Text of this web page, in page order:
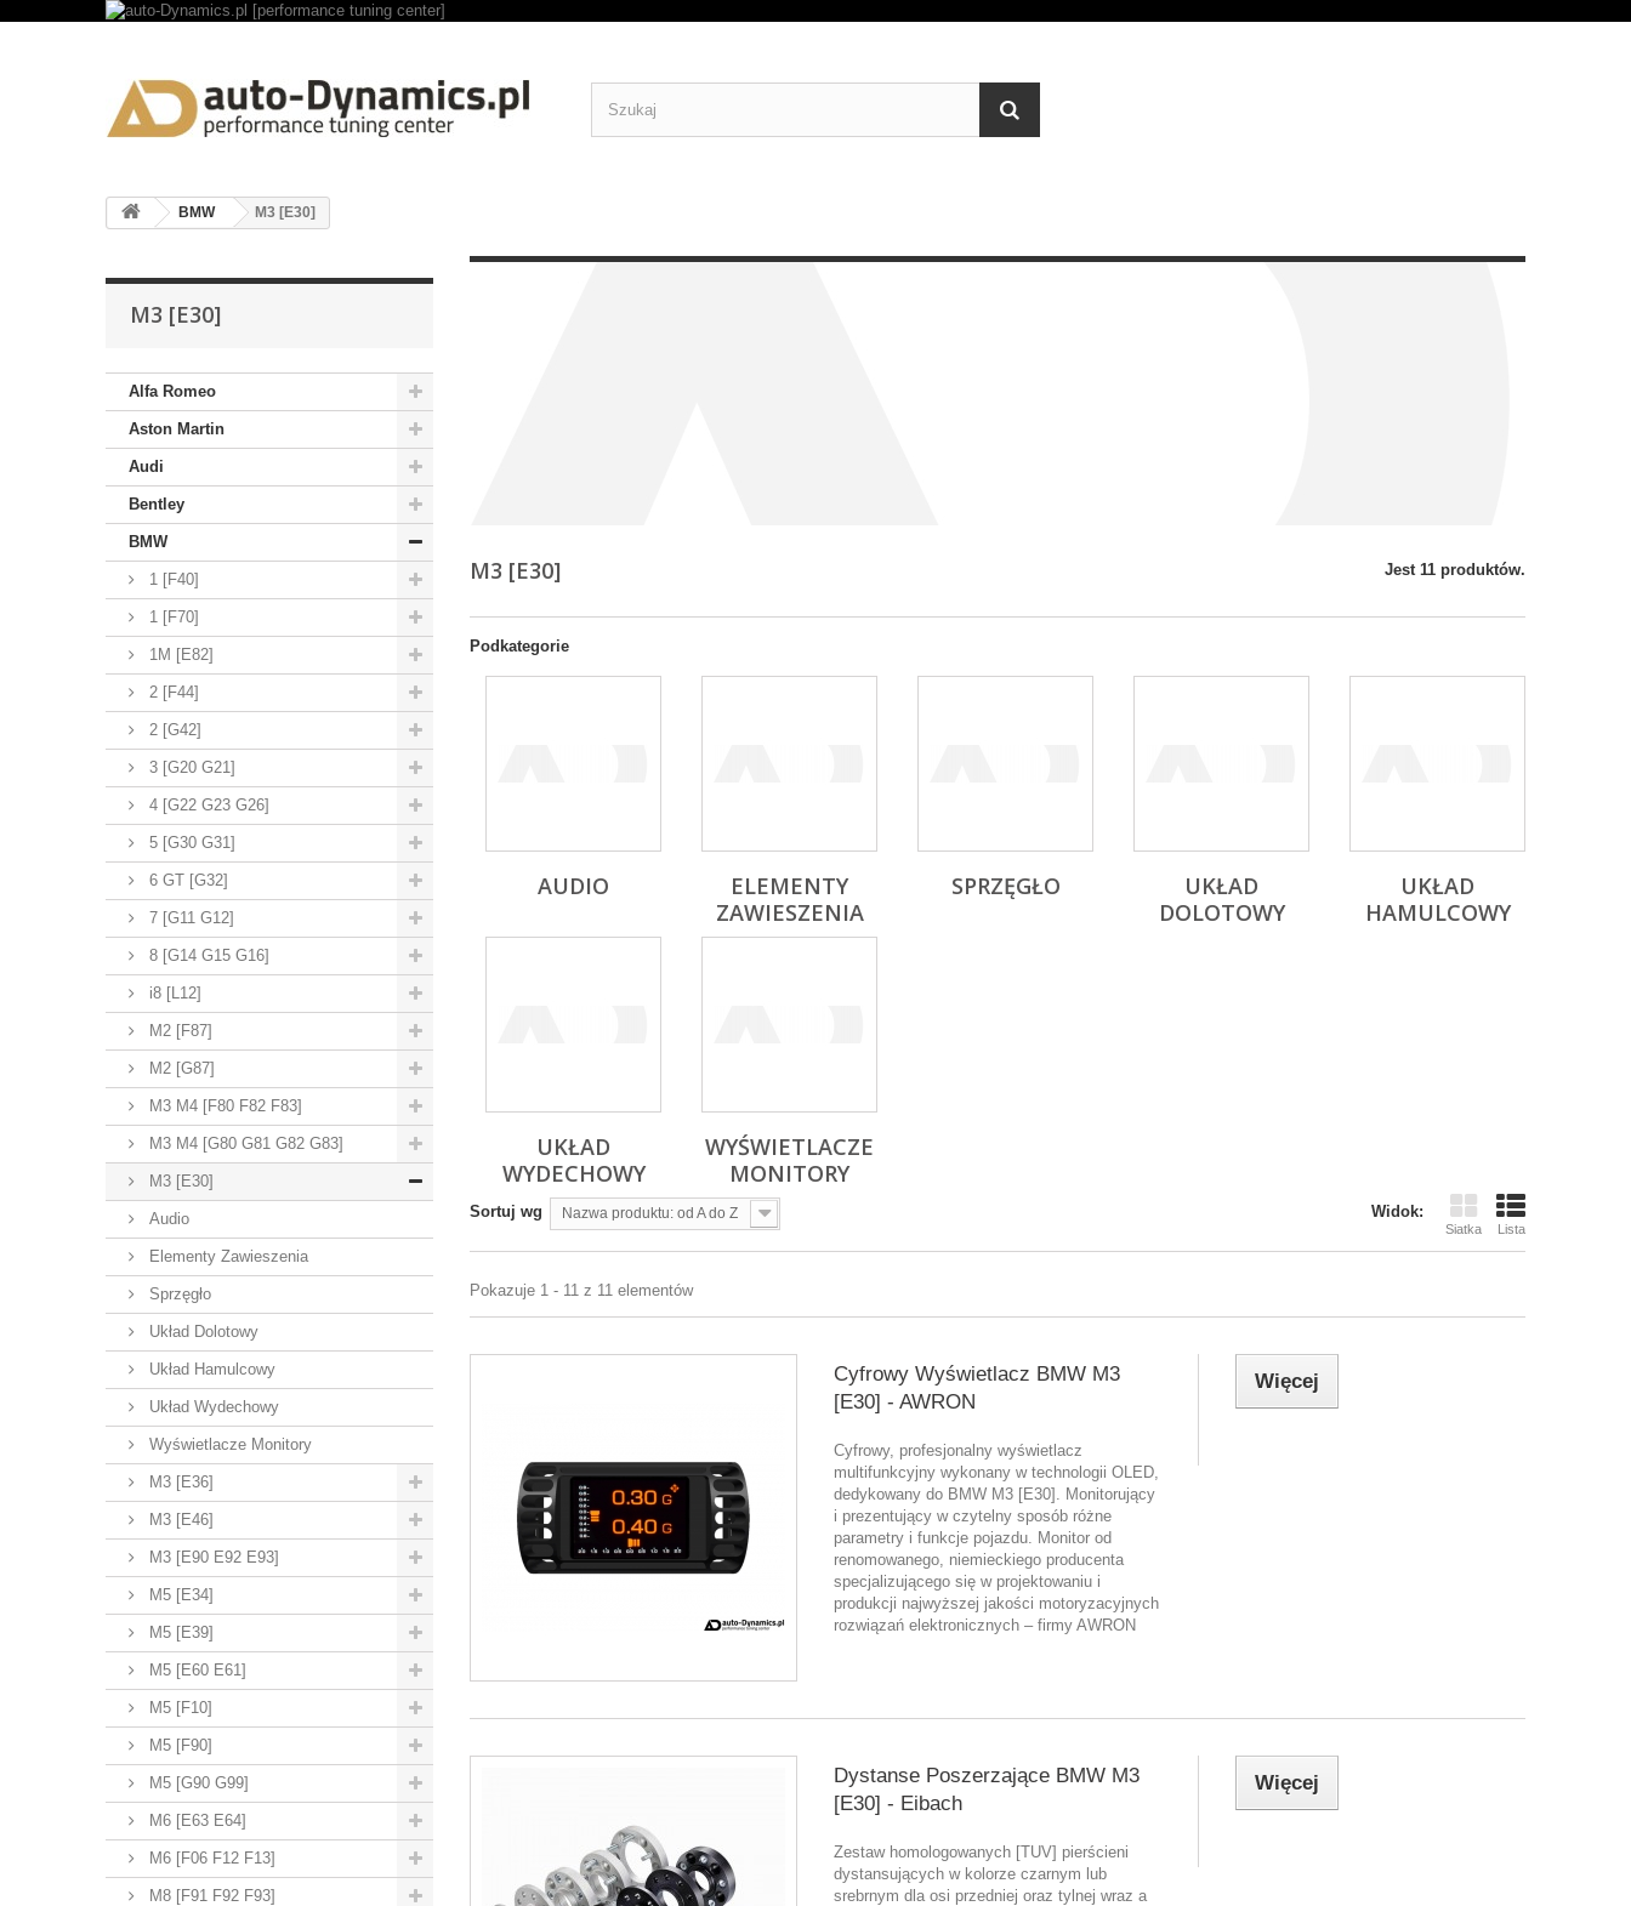
BMW M3 [E30]
M3 [E30]
Alfa Romeo
Aston Martin
Audi
Bentley
BMW
1 [F40]
1 [F70]
1M [E82]
2 [F44]
2 [G42]
3 [G20 G21]
4 [G22 G23 G26]
5 [G30 G31]
6 GT [G32]
7 [G11 G12]
8 [G14 G15 G16]
i8 [L12]
M2 [F87]
M2 [G87]
M3 M4 [F80 F82 F83]
M3 M4 [G80 G81 G82 G83]
M3 [E30]
Audio
Elementy Zawieszenia
Sprzęgło
Układ Dolotowy
Układ Hamulcowy
Układ Wydechowy
Wyświetlacze Monitory
M3 [E36]
M3 [E46]
M3 [E90 E92 E93]
M5 [E34]
M5 [E39]
M5 [E60 E61]
M5 [F10]
M5 [F90]
M5 [G90 G99]
M6 [E63 E64]
M6 [F06 F12 F13]
M8 [F91 F92 F93]
M3 [E30] Jest 11 produktów.
Podkategorie
AUDIO
ELEMENTY
ZAWIESZENIA
SPRZĘGŁO
UKŁAD
DOLOTOWY
UKŁAD
HAMULCOWY
UKŁAD
WYDECHOWY
WYŚWIETLACZE
MONITORY
Widok:
Siatka Lista
Sortuj wg Nazwa produktu: od A do Z
Pokazuje 1 - 11 z 11 elementów
Cyfrowy Wyświetlacz BMW M3
[E30] - AWRON
Cyfrowy, profesjonalny wyświetlacz
multifunkcyjny wykonany w technologii OLED,
dedykowany do BMW M3 [E30]. Monitorujący
i prezentujący w czytelny sposób różne
parametry i funkcje pojazdu. Monitor od
renomowanego, niemieckiego producenta
specjalizującego się w projektowaniu i
produkcji najwyższej jakości motoryzacyjnych
rozwiązań elektronicznych – firmy AWRON
Więcej
Dystanse Poszerzające BMW M3
[E30] - Eibach
Zestaw homologowanych [TUV] pierścieni
dystansujących w kolorze czarnym lub
srebrnym dla osi przedniej oraz tylnej wraz a
Więcej